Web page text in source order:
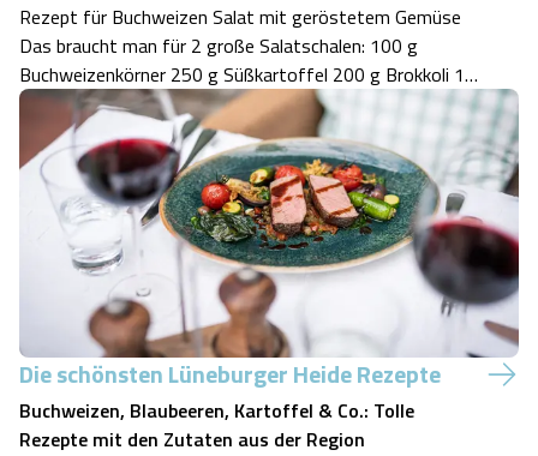
Rezept für Buchweizen Salat mit geröstetem Gemüse
Das braucht man für 2 große Salatschalen: 100 g
Buchweizenkörner 250 g Süßkartoffel 200 g Brokkoli 1
rote Zwiebel 2 EL Olivenöl zum Rösten je 1/2 EL Kürbis-
und Sonnenblumenkerne, Sesamsaat und gehackte
Haselnüsse, oder 2 EL der Körnermischung Salz…
Die schönsten Lüneburger Heide Rezepte
Buchweizen, Blaubeeren, Kartoffel & Co.: Tolle
Rezepte mit den Zutaten aus der Region